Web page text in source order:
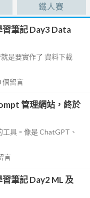
鐵人賽
筆記 Day3 Data
是要實作了 資料下載
個留言
管理網站，終於
具。像是 ChatGPT、
言
筆記 Day2 ML 及